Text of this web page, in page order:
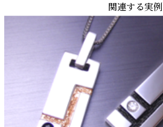
関連する実例